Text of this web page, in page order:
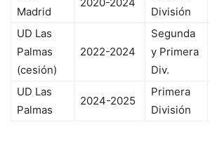
Madrid
División
UD Las
Palmas
(cesión)
2022-2024
Segunda
y Primera
Div.
UD Las
Palmas
2024-2025
Primera
División